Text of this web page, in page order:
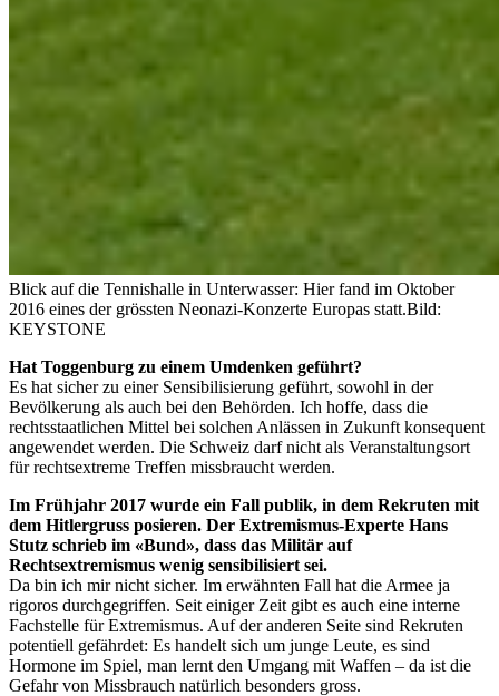
Blick auf die Tennishalle in Unterwasser: Hier fand im Oktober
2016 eines der grössten Neonazi-Konzerte Europas statt.Bild:
KEYSTONE
Hat Toggenburg zu einem Umdenken geführt?
Es hat sicher zu einer Sensibilisierung geführt, sowohl in der
Bevölkerung als auch bei den Behörden. Ich hoffe, dass die
rechtsstaatlichen Mittel bei solchen Anlässen in Zukunft konsequent
angewendet werden. Die Schweiz darf nicht als Veranstaltungsort
für rechtsextreme Treffen missbraucht werden.
Im Frühjahr 2017 wurde ein Fall publik, in dem Rekruten mit
dem Hitlergruss posieren. Der Extremismus-Experte Hans
Stutz schrieb im «Bund», dass das Militär auf
Rechtsextremismus wenig sensibilisiert sei.
Da bin ich mir nicht sicher. Im erwähnten Fall hat die Armee ja
rigoros durchgegriffen. Seit einiger Zeit gibt es auch eine interne
Fachstelle für Extremismus. Auf der anderen Seite sind Rekruten
potentiell gefährdet: Es handelt sich um junge Leute, es sind
Hormone im Spiel, man lernt den Umgang mit Waffen – da ist die
Gefahr von Missbrauch natürlich besonders gross.